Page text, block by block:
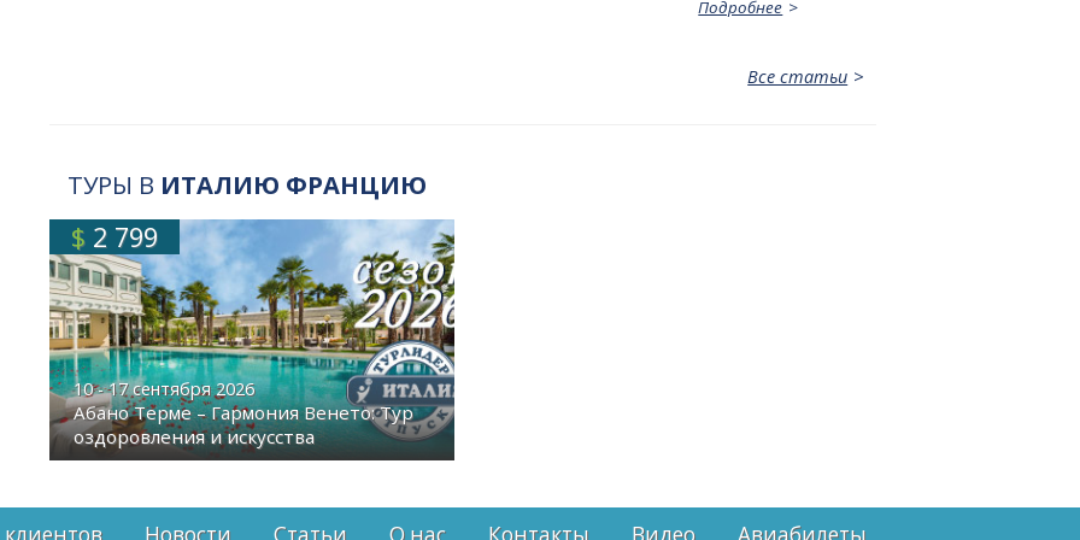
Подробнее
Все статьи
ТУРЫ В ИТАЛИЮ ФРАНЦИЮ
$ 2 799
10 - 17 сентября 2026
Абано Терме – Гармония Венето: Тур
оздоровления и искусства